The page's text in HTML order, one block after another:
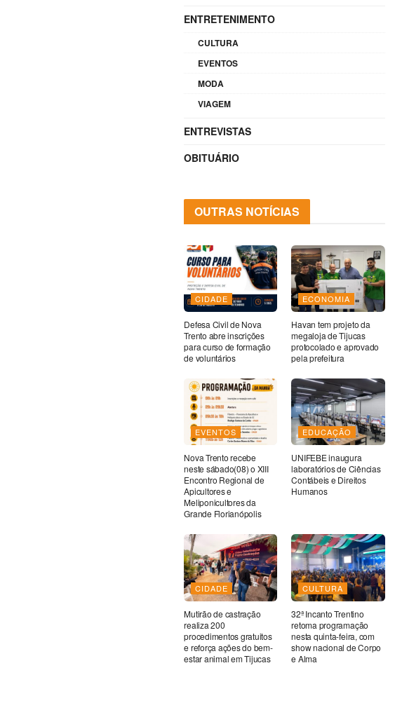
ENTRETENIMENTO
CULTURA
EVENTOS
MODA
VIAGEM
ENTREVISTAS
OBITUÁRIO
OUTRAS NOTÍCIAS
CIDADE
Defesa Civil de Nova
Trento abre inscrições
para curso de formação
de voluntários
ECONOMIA
Havan tem projeto da
megaloja de Tijucas
protocolado e aprovado
pela prefeitura
EVENTOS
Nova Trento recebe
neste sábado(08) o XIII
Encontro Regional de
Apicultores e
Meliponicultores da
Grande Florianópolis
EDUCAÇÃO
UNIFEBE inaugura
laboratórios de Ciências
Contábeis e Direitos
Humanos
CIDADE
Mutirão de castração
realiza 200
procedimentos gratuitos
e reforça ações do bem-
estar animal em Tijucas
CULTURA
32ª Incanto Trentino
retoma programação
nesta quinta-feira, com
show nacional de Corpo
e Alma